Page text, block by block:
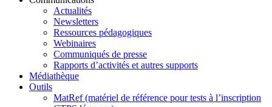
Actualités
Newsletters
Ressources pédagogiques
Webinaires
Communiqués de presse
Rapports d’activités et autres supports
Médiathèque
Outils
MatRef (matériel de référence pour tests à l’inscription